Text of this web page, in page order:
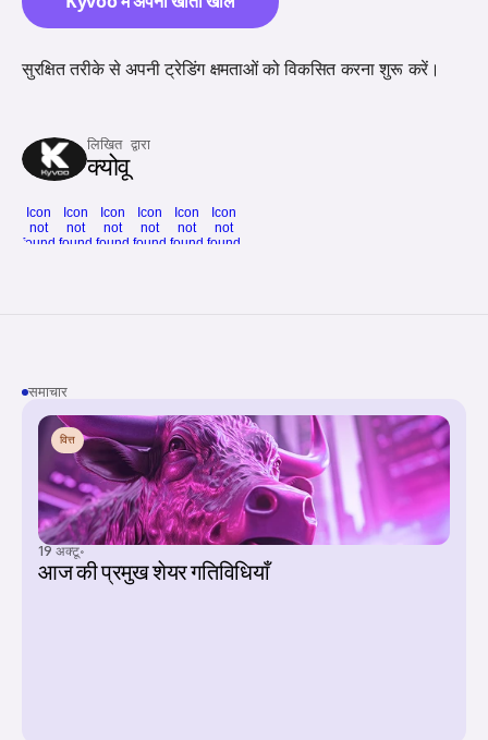
समाचार
वित्त
19 अक्टू॰
आज की प्रमुख शेयर गतिविधियाँ
सुरक्षित तरीके से अपनी ट्रेडिंग क्षमताओं को विकसित करना शुरू करें।
क्योवू
लिखित द्वारा
Icon
not
found
Icon
not
found
Icon
not
found
Icon
not
found
Icon
not
found
Icon
not
found